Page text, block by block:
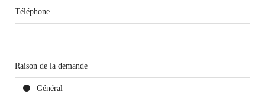
Téléphone
Raison de la demande
Général